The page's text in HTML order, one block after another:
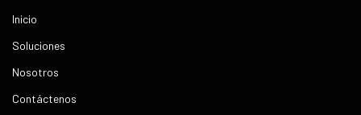
Inicio
Soluciones
Nosotros
Contáctenos